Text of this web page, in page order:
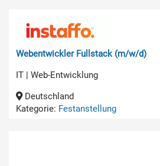
Webentwickler Fullstack (m/w/d)
IT | Web-Entwicklung
Deutschland
Kategorie: Festanstellung